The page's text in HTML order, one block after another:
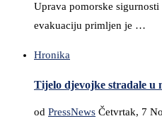
Uprava pomorske
evakuaciju primljen je …
Hronika
Tijelo djevojke stradale u
od PressNews Četvrtak, 7